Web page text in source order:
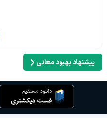
پیشنهاد بهبود معانی